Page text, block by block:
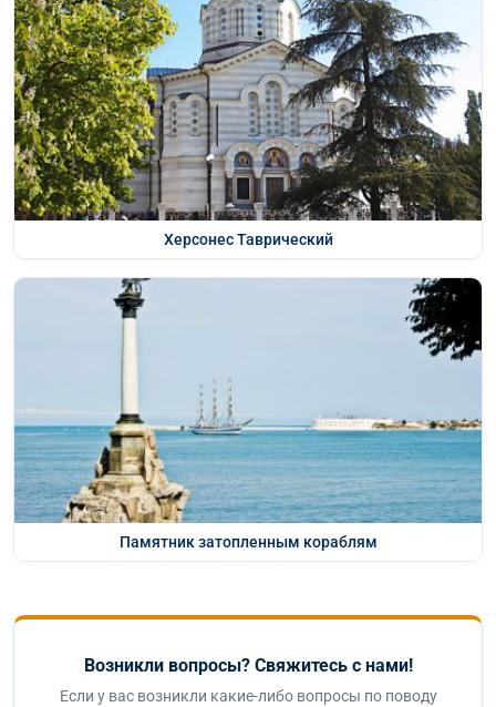
Херсонес Таврический
Памятник затопленным кораблям
Возникли вопросы? Свяжитесь с нами!
Если у вас возникли какие-либо вопросы по поводу